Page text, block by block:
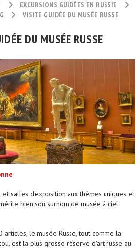
EXCURSIONS GUIDÉES EN RUSSIE
VISITE GUIDÉE DU MUSÉE RUSSE
DU MUSÉE RUSSE
salles d'exposition aux thèmes uniques et
bien son surnom de musée à ciel
articles, le musée Russe, tout comme la
est la plus grosse réserve d'art russe au